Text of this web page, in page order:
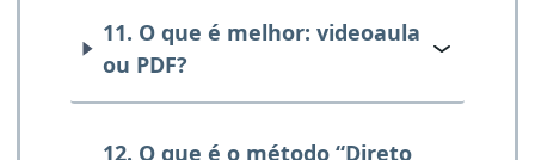
11. O que é melhor: videoaula
ou PDF?
12. O que é o método “Direto